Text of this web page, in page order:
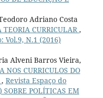
Adriano Costa
CURRICULAR ,
Vol.9, N.1 (2016)
Alveni Barros Vieira,
NOS CURRICULOS DO
, Revista Espaço do
POLÍTICAS EM